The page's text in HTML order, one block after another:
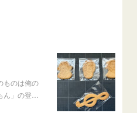
ものは俺の
ん」の登…